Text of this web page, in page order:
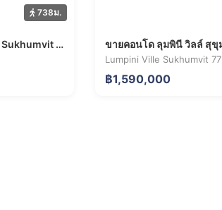
738ม.
Owner Sale Artemis Sukhumvit 77 Unit 2 1BR Foreign Freehold 20F
Lumpini Ville Sukhumvit 77
฿1,590,000